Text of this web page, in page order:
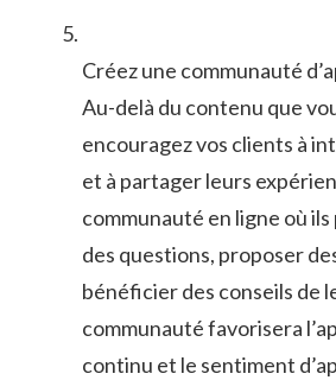
Créez une communauté
Au-delà du contenu que
encouragez vos clients⁣ à
et à partager leurs
communauté en ligne où
des questions, proposer
bénéficier des conseils de
communauté favorisera
continu et le sentiment